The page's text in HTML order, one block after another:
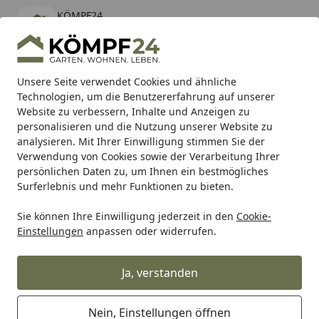
Unsere Seite verwendet Cookies und ähnliche
Technologien, um die Benutzererfahrung auf unserer
Website zu verbessern, Inhalte und Anzeigen zu
personalisieren und die Nutzung unserer Website zu
analysieren. Mit Ihrer Einwilligung stimmen Sie der
Verwendung von Cookies sowie der Verarbeitung Ihrer
persönlichen Daten zu, um Ihnen ein bestmögliches
Surferlebnis und mehr Funktionen zu bieten.
Sie können Ihre Einwilligung jederzeit in den Cookie-
Einstellungen anpassen oder widerrufen.
Ja, verstanden
Nein, Einstellungen öffnen
KÖMPF24
kostenlos - Im App Store
Hotline
Alle Produkte
Mein Konto
Suchen
Karibu Pools inkl. gratis Sandfilteranlage & Pool-
Starterset (Gesamtwert bis 468,99€)
Startseite
Grill Weber BODENBLECH SUMMIT (82606)
Weber BODENBLECH SUMMIT